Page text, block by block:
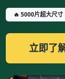
🔥 5000片超大尺寸
立即了